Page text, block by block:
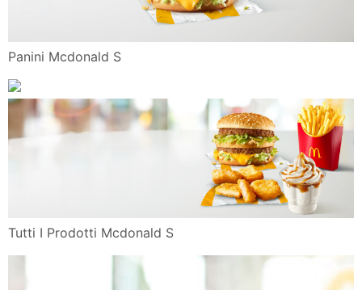
Panini Mcdonald S
Tutti I Prodotti Mcdonald S